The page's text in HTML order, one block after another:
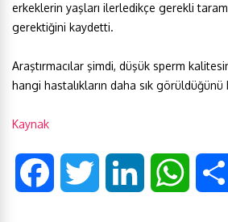
erkeklerin yaşları ilerledikçe gerekli
gerektiğini kaydetti.
Araştırmacılar şimdi, düşük sperm
hangi hastalıkların daha sık
Kaynak